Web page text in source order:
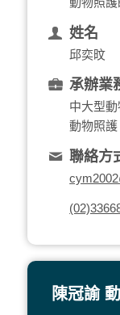
姓名
邱奕旼
承辦業
中大型
動物照護
聯絡方
陳冠諭